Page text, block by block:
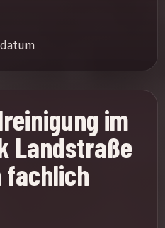
im
Landstraße
fachlich